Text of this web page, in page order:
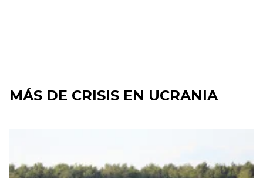
MÁS DE CRISIS EN UCRANIA